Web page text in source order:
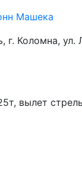
Машека
г. Коломна, ул.
вылет